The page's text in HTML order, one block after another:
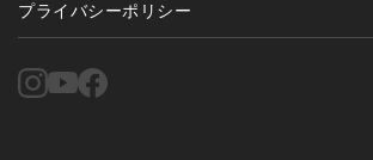
プライバシーポリシー